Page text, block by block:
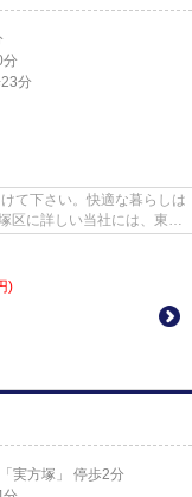
分
23分
て下さい。快適な暮らしは
区に詳しい当社には、東海
)
実方塚」 停歩2分